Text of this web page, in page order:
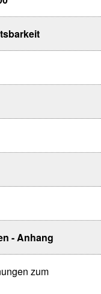
- Anhang
zum